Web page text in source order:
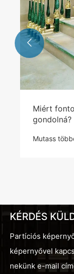
Miért
gondolná?
Mutass

KÉRDÉS
Partíciós
képernyővel
nekünk e-mail